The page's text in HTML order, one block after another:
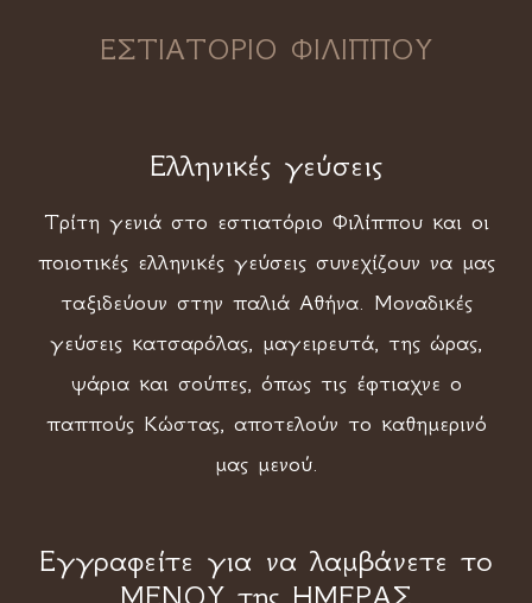
ΕΣΤΙΑΤΟΡΙΟ ΦΙΛΙΠΠΟΥ
Ελληνικές γεύσεις
Τρίτη γενιά στο εστιατόριο Φιλίππου και οι
ποιοτικές ελληνικές γεύσεις συνεχίζουν να μας
ταξιδεύουν στην παλιά Αθήνα. Μοναδικές
γεύσεις κατσαρόλας, μαγειρευτά, της ώρας,
ψάρια και σούπες, όπως τις έφτιαχνε ο
παππούς Κώστας, αποτελούν το καθημερινό
μας μενού.
Εγγραφείτε για να λαμβάνετε το